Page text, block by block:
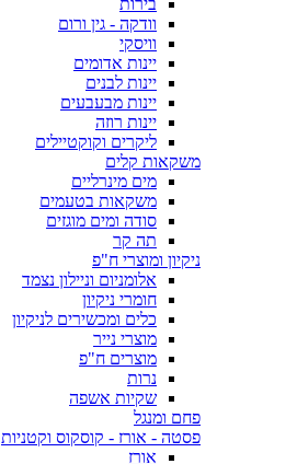
בירות
וודקה - גין ורום
וויסקי
יינות אדומים
יינות לבנים
יינות מבעבעים
יינות רוזה
ליקרים וקוקטיילים
משקאות קלים
מים מינרליים
משקאות בטעמים
סודה ומים מוגזים
תה קר
ניקיון ומוצרי ח"פ
אלומניום וניילון נצמד
חומרי ניקיון
כלים ומכשירים לניקיון
מוצרי נייר
מוצרים ח"פ
נרות
שקיות אשפה
פחם ומנגל
פסטה - אורז - קוסקוס וקטניות
אורז